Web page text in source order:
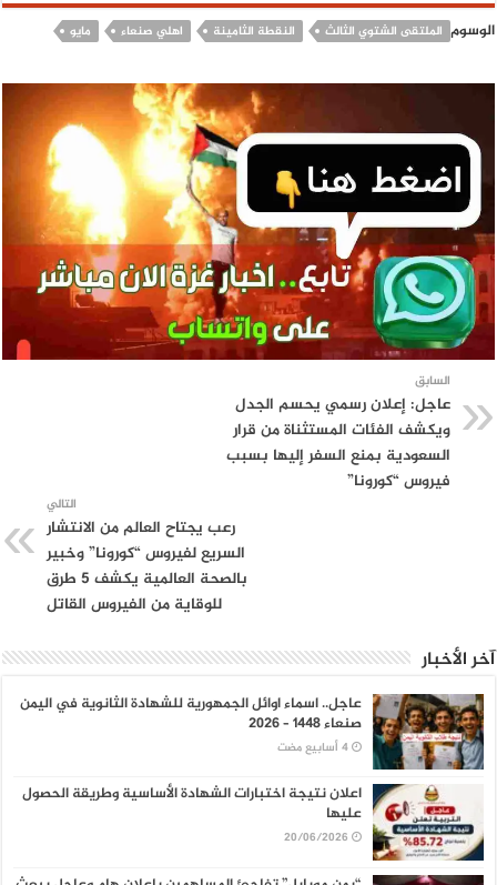
الوسوم الملتقى الشتوي الثالث النقطة الثامينة اهلي صنعاء مايو
السابق
عاجل: إعلان رسمي يحسم الجدل
ويكشف الفئات المستثناة من قرار
السعودية بمنع السفر إليها بسبب
فيروس “كورونا”
التالي
رعب يجتاح العالم من الانتشار
السريع لفيروس “كورونا” وخبير
بالصحة العالمية يكشف 5 طرق
للوقاية من الفيروس القاتل
آخر الأخبار
عاجل.. اسماء اوائل الجمهورية للشهادة الثانوية في اليمن
صنعاء 1448 – 2026
اعلان نتيجة اختبارات الشهادة الأساسية وطريقة الحصول
عليها
20/06/2026